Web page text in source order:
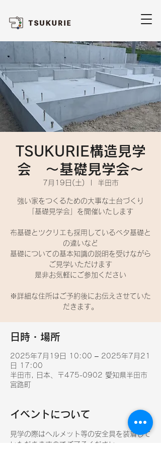
TSUKURIE構造見学
会 ～基礎見学会～
7月19日(土) 半田市
強い家をつくるための大事な土台づくり
「基礎見学会」を開催いたします
布基礎とツクリエも採用しているベタ基礎と
の違いなど
基礎についての基本知識の説明を受けながら
ご見学いただけます
是非お気軽にご参加ください
※詳細な住所はご予約後にお伝えさせていた
だきます。
日時・場所
2025年7月19日 10:00 – 2025年7月21
日 17:00
半田市, 日本、〒475-0902 愛知県半田市
宮路町
イベントについて
見学の際はヘルメット等の安全具を装着して
いただきますのでご了承ください。